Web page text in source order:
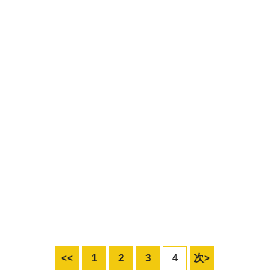
<< 1 2 3 4 次>